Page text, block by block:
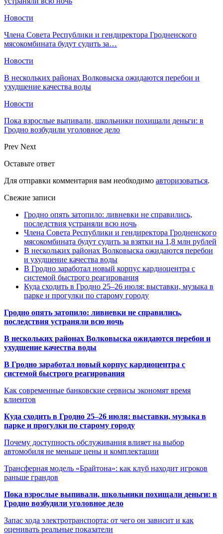
Новости
Члена Совета Республики и гендиректора Гродненского
мясокомбината будут судить за…
Новости
В нескольких районах Волковыска ожидаются перебои и
ухудшение качества воды
Новости
Пока взрослые выпивали, школьники похищали деньги: в
Гродно возбудили уголовное дело
Prev Next
Оставьте ответ
Для отправки комментария вам необходимо авторизоваться.
Свежие записи
Гродно опять затопило: ливневки не справились,
последствия устраняли всю ночь
Члена Совета Республики и гендиректора Гродненского
мясокомбината будут судить за взятки на 1,8 млн рублей
В нескольких районах Волковыска ожидаются перебои
и ухудшение качества воды
В Гродно заработал новый корпус кардиоцентра с
системой быстрого реагирования
Куда сходить в Гродно 25–26 июля: выставки, музыка в
парке и прогулки по старому городу
Гродно опять затопило: ливневки не справились,
последствия устраняли всю ночь
В нескольких районах Волковыска ожидаются перебои и
ухудшение качества воды
В Гродно заработал новый корпус кардиоцентра с
системой быстрого реагирования
Как современные банковские сервисы экономят время
клиентов
Куда сходить в Гродно 25–26 июля: выставки, музыка в
парке и прогулки по старому городу
Почему доступность обслуживания влияет на выбор
автомобиля не меньше цены и комплектации
Трансферная модель «Брайтона»: как клуб находит игроков
раньше грандов
Пока взрослые выпивали, школьники похищали деньги: в
Гродно возбудили уголовное дело
Запас хода электротранспорта: от чего он зависит и как
оценивать реальные показатели